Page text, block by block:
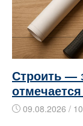
Строить —
09.08.2026 /